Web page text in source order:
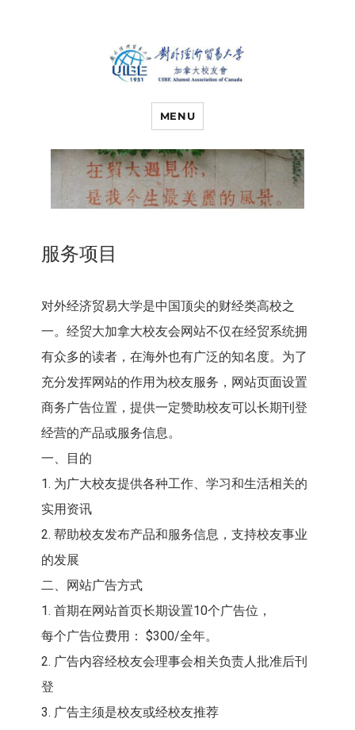
对外经济贸易
大学加拿大校
友会
MENU
服务项目
对外经济贸易大学是中国顶尖的财经类高校之
一。经贸大加拿大校友会网站不仅在经贸系统拥
有众多的读者，在海外也有广泛的知名度。为了
充分发挥网站的作用为校友服务，网站页面设置
商务广告位置，提供一定赞助校友可以长期刊登
经营的产品或服务信息。
一、目的
1. 为广大校友提供各种工作、学习和生活相关的
实用资讯
2. 帮助校友发布产品和服务信息，支持校友事业
的发展
二、网站广告方式
1. 首期在网站首页长期设置10个广告位，
每个广告位费用： $300/全年。
2. 广告内容经校友会理事会相关负责人批准后刊
登
3. 广告主须是校友或经校友推荐